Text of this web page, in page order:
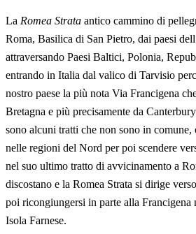
La Romea Strata antico cammino di
Roma, Basilica di San Pietro, dai paesi
attraversando Paesi Baltici, Polonia,
entrando in Italia dal valico di Tarvisio
nostro paese la più nota Via Francigena
Bretagna e più precisamente da
sono alcuni tratti che non sono in comune,
nelle regioni del Nord per poi scendere
nel suo ultimo tratto di avvicinamento a
discostano e la Romea Strata si dirige
poi ricongiungersi in parte alla Francigena
Isola Farnese.